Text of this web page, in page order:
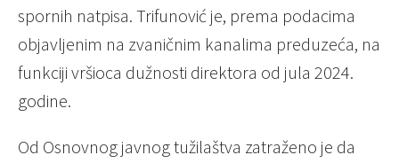
spornih natpisa. Trifunović je, prema podacima
objavljenim na zvaničnim kanalima preduzeća, na
funkciji vršioca dužnosti direktora od jula 2024.
godine.
Od Osnovnog javnog tužilaštva zatraženo je da